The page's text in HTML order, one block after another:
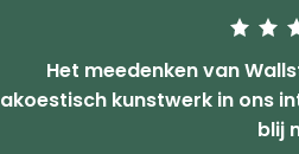
Het meedenken van
akoestisch kunstwerk in ons
blij